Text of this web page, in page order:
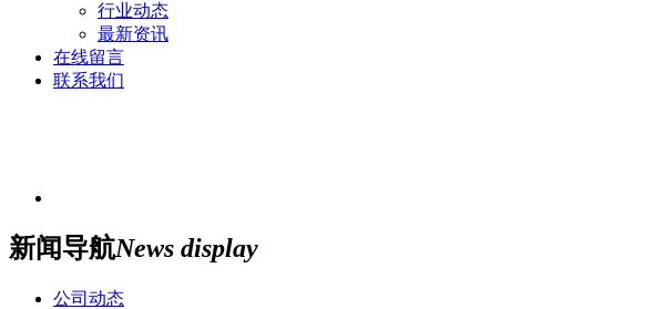
行业动态
最新资讯
在线留言
联系我们
新闻导航News display
公司动态